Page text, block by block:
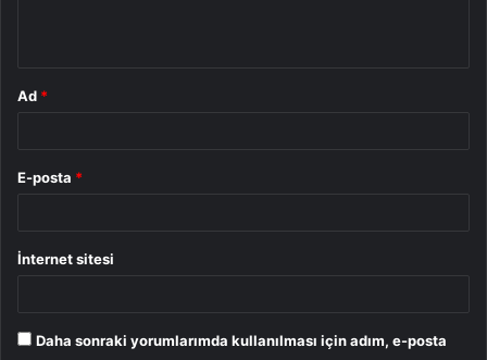
Ad *
E-posta *
İnternet sitesi
Daha sonraki yorumlarımda kullanılması için adım, e-posta